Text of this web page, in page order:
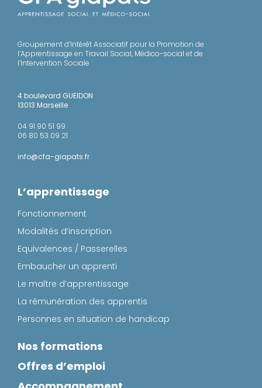
Groupement d’Intérêt Associatif pour la Promotion de
l’Apprentissage en Travail Social, Médico-social et de
l’Intervention Sociale
4 boulevard GUEIDON
13013 Marseille
04 91 90 51 99
06 80 53 09 21
info@cfa-giapats.fr
L’apprentissage
Fonctionnement
Modalités d’inscription
Equivalences / Passerelles
Embaucher un apprenti
Le maître d’apprentissage
La rémunération des apprentis
Personnes en situation de handicap
Nos formations
Offres d’emploi